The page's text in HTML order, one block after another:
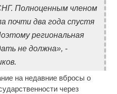
Полноценным членом
почти два года спустя
региональная
не должна», -
на недавние вбросы о
через